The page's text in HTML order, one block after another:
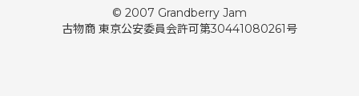
© 2007 Grandberry Jam
古物商 東京公安委員会許可第30441080261号